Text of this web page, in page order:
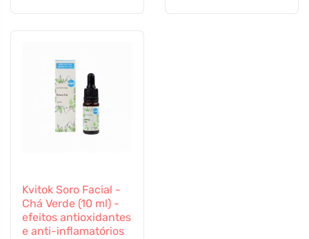
Kvitok Soro Facial -
Chá Verde (10 ml) -
efeitos antioxidantes
e anti-inflamatórios